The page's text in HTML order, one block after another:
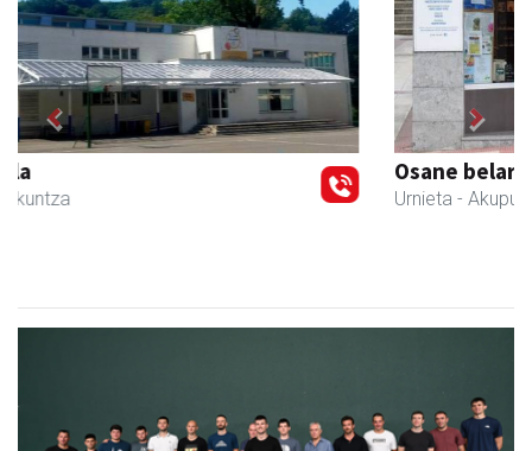
Osane belar eta eko denda
Urnieta
Previous Next